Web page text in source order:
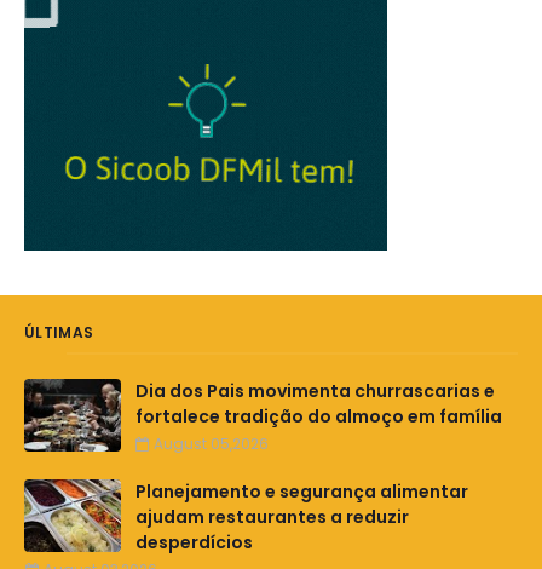
ÚLTIMAS
Dia dos Pais movimenta churrascarias e
fortalece tradição do almoço em família
August 05,2026
Planejamento e segurança alimentar
ajudam restaurantes a reduzir
desperdícios